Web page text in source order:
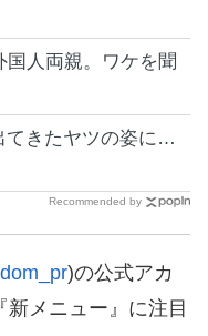
人両親。ワケを聞
てきたヤツの姿に…
Recommended by
)の公式アカ
メニュー』に注目